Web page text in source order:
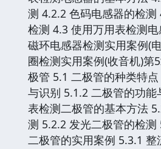
测 4.2.2 色码电感器的检
检测 4.3 使用万用表检测
磁环电感器检测实用案例(
圈检测实用案例(收音机)第
极管 5.1 二极管的种类特
与识别 5.1.2 二极管的功能
表检测二极管的基本方法
测 5.2.2 发光二极管的检
二极管的实用案例 5.3.1